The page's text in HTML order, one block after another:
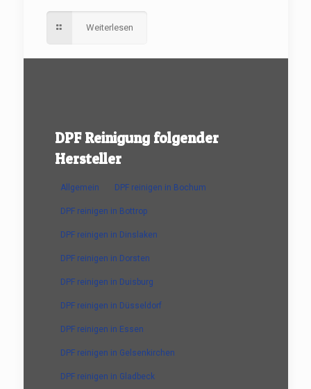
Weiterlesen
DPF Reinigung folgender
Hersteller
Allgemein DPF reinigen in Bochum
DPF reinigen in Bottrop
DPF reinigen in Dinslaken
DPF reinigen in Dorsten
DPF reinigen in Duisburg
DPF reinigen in Düsseldorf
DPF reinigen in Essen
DPF reinigen in Gelsenkirchen
DPF reinigen in Gladbeck